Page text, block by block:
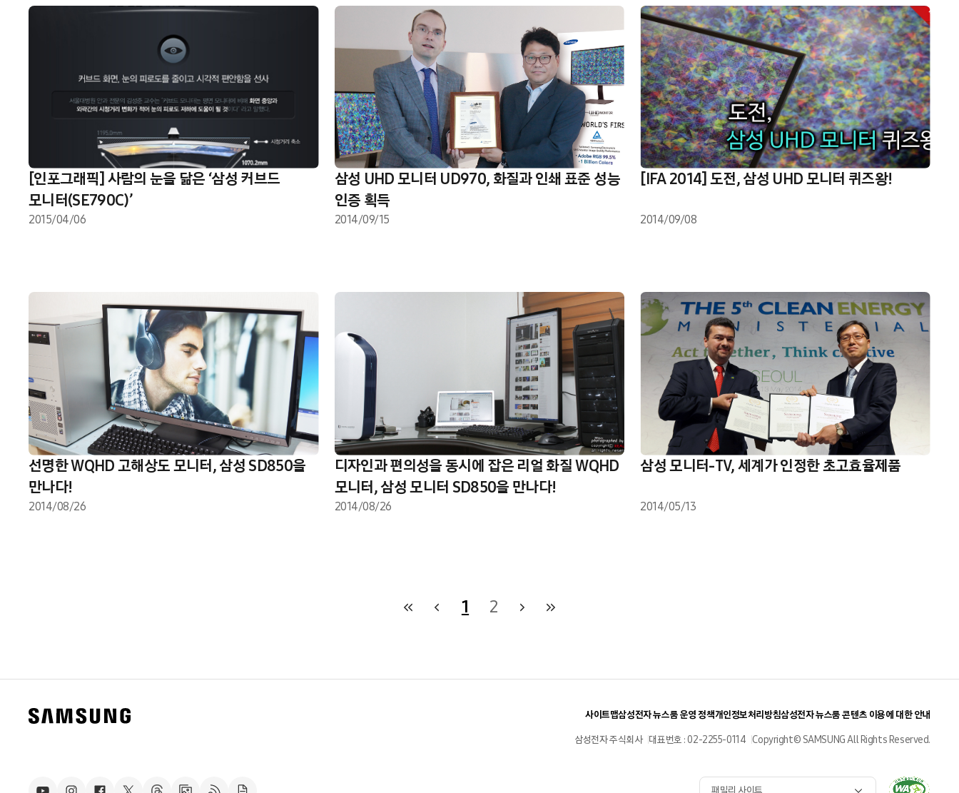
[인포그래픽] 사람의 눈을 닮은 ‘삼성 커브드
모니터(SE790C)’
2015/04/06
삼성 UHD 모니터 UD970, 화질과 인쇄 표준 성능
인증 획득
2014/09/15
[IFA 2014] 도전, 삼성 UHD 모니터 퀴즈왕!
2014/09/08
선명한 WQHD 고해상도 모니터, 삼성 SD850을
만나다!
2014/08/26
디자인과 편의성을 동시에 잡은 리얼 화질 WQHD
모니터, 삼성 모니터 SD850을 만나다!
2014/08/26
삼성 모니터-TV, 세계가 인정한 초고효율제품
2014/05/13
1 2
사이트맵삼성전자 뉴스룸 운영 정책개인정보처리방침삼성전자 뉴스룸 콘텐츠 이용에 대한 안내
삼성전자 주식회사 대표번호 : 02-2255-0114 Copyright© SAMSUNG All Rights Reserved.